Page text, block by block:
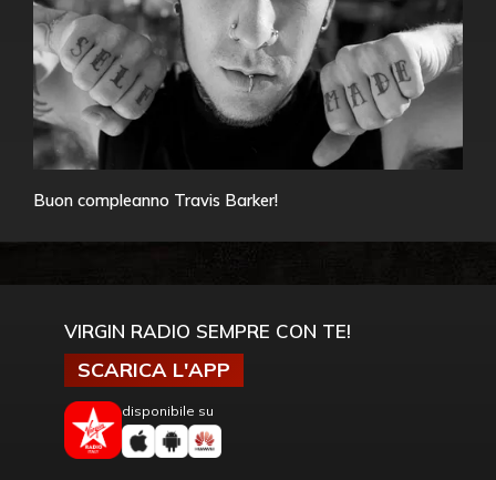
Buon compleanno Travis Barker!
VIRGIN RADIO SEMPRE CON TE!
SCARICA L'APP
disponibile su